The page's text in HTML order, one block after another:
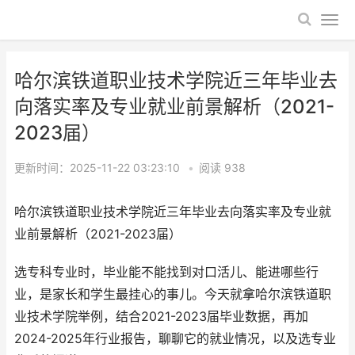
哈尔滨铁道职业技术学院近三年毕业去
向落实率及专业就业前景解析（2021-
2023届）
更新时间：2025-11-22 03:23:10 • 阅读 938
哈尔滨铁道职业技术学院近三年毕业去向落实率及专业就
业前景解析（2021-2023届）
选专科专业时，毕业能不能找到对口活儿、能进哪些行
业，是家长和学生最挂心的事儿。今天就拿哈尔滨铁道职
业技术学院举例，结合2021-2023届毕业数据，再加
2024-2025年行业报告，聊聊它的就业情况，以及选专业